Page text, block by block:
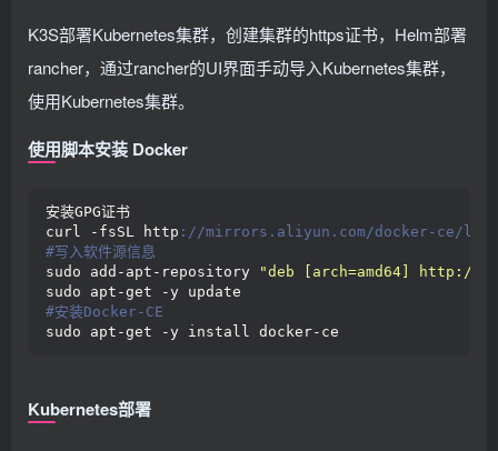
K3S部署Kubernetes集群，创建集群的https证书，Helm部署
rancher，通过rancher的UI界面手动导入Kubernetes集群，
使用Kubernetes集群。
使用脚本安装 Docker
安装GPG证书
curl -fsSL http ://mirrors.aliyun.com/docker-ce/
#写入软件源信息
sudo add-apt-repository
"deb [arch=amd64] http://
sudo apt-get -y update
#安装Docker-CE
sudo apt-get -y install docker-ce
Kubernetes部署